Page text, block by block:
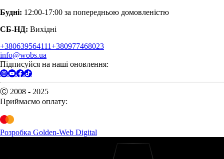
Будні: 12:00-17:00 за попередньою домовленістю
СБ-НД: Вихідні
+380639564111+380977468023
info@wobs.ua
Підписуйся на наші оновлення:
Ⓒ 2008 - 2025
Приймаємо оплату:
Розробка Golden-Web Digital